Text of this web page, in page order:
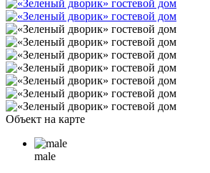
Объект на карте
male